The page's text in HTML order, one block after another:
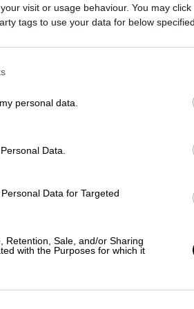
visit or usage behaviour. You may
tags to use your data for below
personal data.
Data.
Data for Targeted
Retention, Sale, and/or Sharing
with the Purposes for which it
18:49
ποντιακά
(ισλί)
με καρύδια και
ένα πολύ ωραίο
σεφ του
με ποντιακή
σεφ απ΄ όλο τον κόσμο,